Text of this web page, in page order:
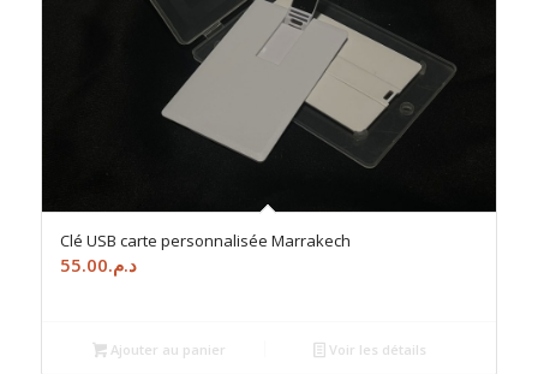
5.00
Clé USB carte personnalisée Marrakech
د.م.55.00
Ajouter au panier Voir les détails